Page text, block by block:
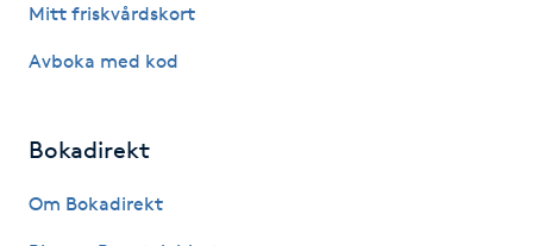
Mitt friskvårdskort
Avboka med kod
Bokadirekt
Om Bokadirekt